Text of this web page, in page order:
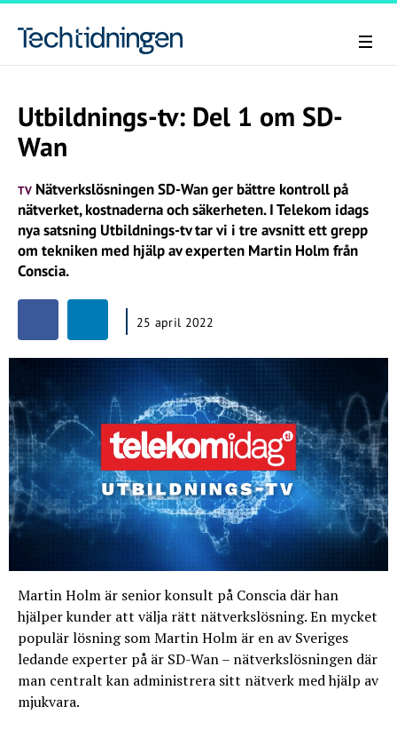
Utbildnings-tv: Del 1 om SD-
Wan
TV Nätverkslösningen SD-Wan ger bättre kontroll på
nätverket, kostnaderna och säkerheten. I Telekom idags
nya satsning Utbildnings-tv tar vi i tre avsnitt ett grepp
om tekniken med hjälp av experten Martin Holm från
Conscia.
25 april 2022
Martin Holm är senior konsult på Conscia där han
hjälper kunder att välja rätt nätverkslösning. En mycket
populär lösning som Martin Holm är en av Sveriges
ledande experter på är SD-Wan – nätverkslösningen där
man centralt kan administrera sitt nätverk med hjälp av
mjukvara.